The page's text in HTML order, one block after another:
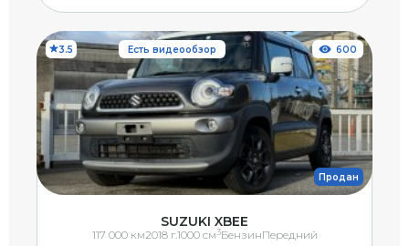
3.5 Есть видеообзор
Продан
600
SUZUKI XBEE
117 000 км2018 г.1000 см3БензинПередний